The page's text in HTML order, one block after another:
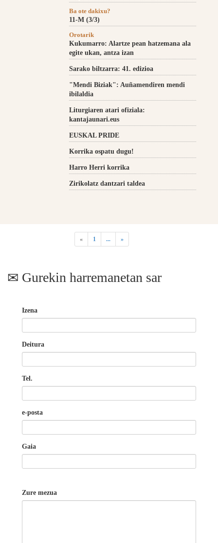
Ba ote dakixu?
11-M (3/3)
Orotarik
Kukumarro: Alartze pean hatzemana ala
egite ukan, antza izan
Sarako biltzarra: 41. edizioa
"Mendi Biziak": Auñamendiren mendi
ibilaldia
Liturgiaren atari ofiziala:
kantajaunari.eus
EUSKAL PRIDE
Korrika ospatu dugu!
Harro Herri korrika
Zirikolatz dantzari taldea
« 1 ... »
Gurekin harremanetan sar
Izena
Deitura
Tel.
e-posta
Gaia
Zure mezua